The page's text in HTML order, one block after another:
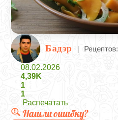
Бадэр | Рецептов:
08.02.2026
4,39K
1
1
Распечатать
Нашли ошибку?